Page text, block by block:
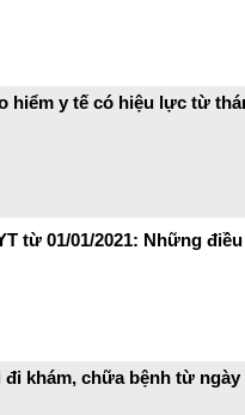
hiểm y tế có hiệu lực từ
từ 01/01/2021: Những
khám, chữa bệnh từ ngày